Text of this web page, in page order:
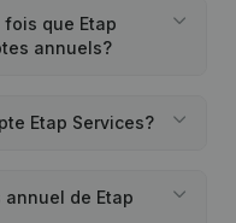
que Etap
annuels?
Etap Services?
de Etap